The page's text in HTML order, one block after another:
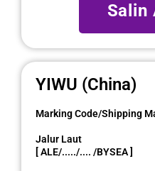
Salin
YIWU (China)
Marking Code/Shipping
Jalur Laut
[ ALE/...../.... /BYSEA ]